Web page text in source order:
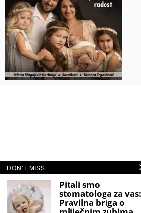
DON'T MISS
Pitali smo
stomatologa za vas:
Pravilna briga o